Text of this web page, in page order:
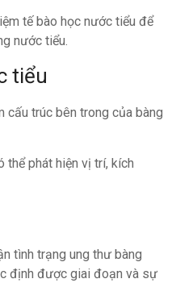
tế bào học nước tiểu để
nước tiểu.
tiểu
cấu trúc bên trong của bàng
thể phát hiện vị trí, kích
tình trạng ung thư bàng
định được giai đoạn và sự